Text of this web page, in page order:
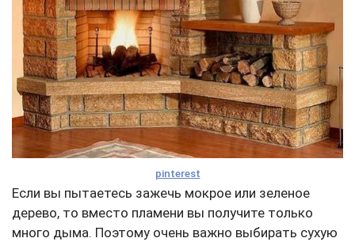
pinterest
Если вы пытаетесь зажечь мокрое или зеленое
дерево, то вместо пламени вы получите только
много дыма. Поэтому очень важно выбирать сухую